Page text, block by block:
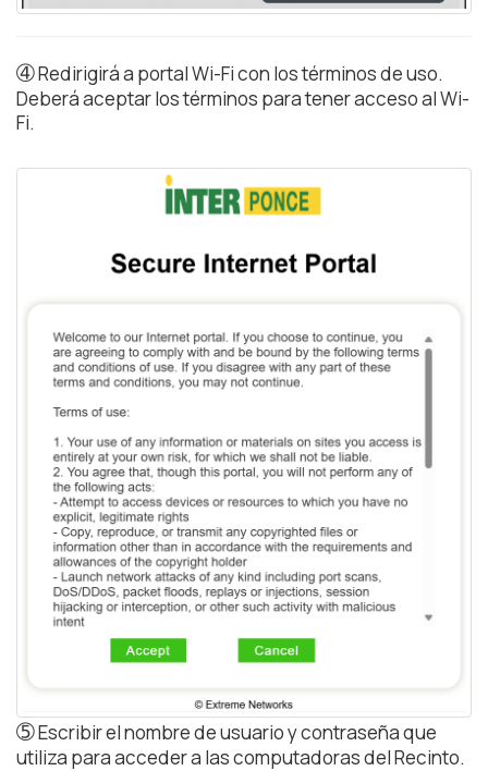
➃Redirigirá a portal Wi-Fi con los términos de uso.
Deberá aceptar los términos para tener acceso al Wi-
Fi.
➄Escribir el nombre de usuario y contraseña que
utiliza para acceder a las computadoras del Recinto.